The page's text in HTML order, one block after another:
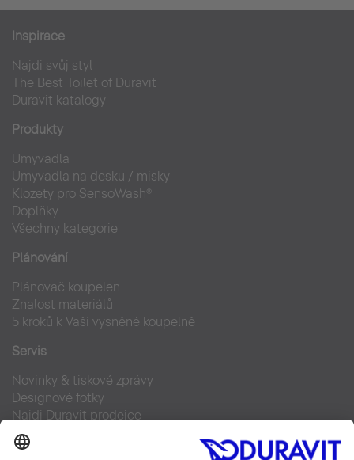
Inspirace
Najdi svůj styl
The Best Toilet of Duravit
Duravit katalogy
Produkty
Umyvadla
Umyvadla na desku / misky
Klozety pro SensoWash®
Doplňky
Všechny kategorie
Plánování
Plánovač koupelen
Znalost materiálů
5 kroků k Vaší vysněné koupelně
Servis
Novinky & tiskové zprávy
Designové fotky
Najdi Duravit prodejce
Často kladené otázky